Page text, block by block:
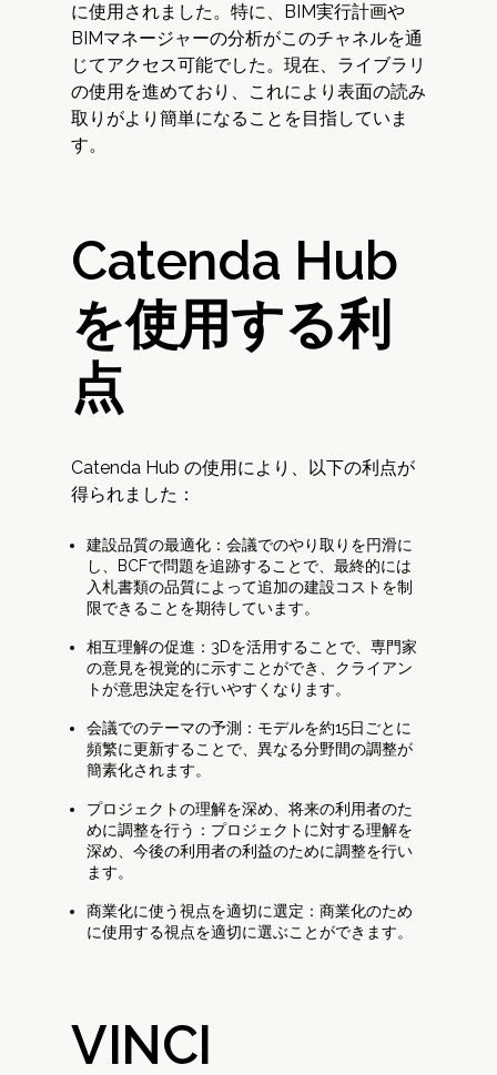
に使用されました。特に、BIM実行計画や
BIMマネージャーの分析がこのチャネルを通
じてアクセス可能でした。現在、ライブラリ
の使用を進めており、これにより表面の読み
取りがより簡単になることを目指していま
す。
Catenda Hub
を使用する利
点
Catenda Hub の使用により、以下の利点が
得られました：
建設品質の最適化：会議でのやり取りを円滑に
し、BCFで問題を追跡することで、最終的には
入札書類の品質によって追加の建設コストを制
限できることを期待しています。
相互理解の促進：3Dを活用することで、専門家
の意見を視覚的に示すことができ、クライアン
トが意思決定を行いやすくなります。
会議でのテーマの予測：モデルを約15日ごとに
頻繁に更新することで、異なる分野間の調整が
簡素化されます。
プロジェクトの理解を深め、将来の利用者のた
めに調整を行う：プロジェクトに対する理解を
深め、今後の利用者の利益のために調整を行い
ます。
商業化に使う視点を適切に選定：商業化のため
に使用する視点を適切に選ぶことができます。
VINCI